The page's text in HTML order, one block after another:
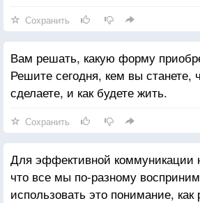
Сохранить
Вам решать, какую форму
Решите сегодня, кем вы станете,
сделаете, и как будете жить.
Сохранить
Для эффективной коммуникации
что все мы по-разному
использовать это понимание, как